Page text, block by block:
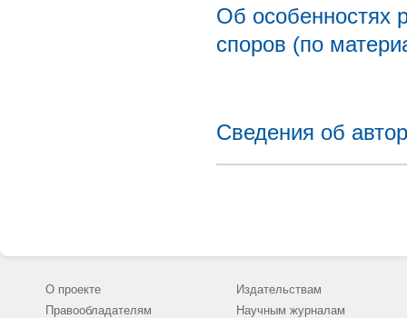
Об особенностях
споров (по
Сведения об
О проекте
Правообладателям
Издательствам
Научным журналам